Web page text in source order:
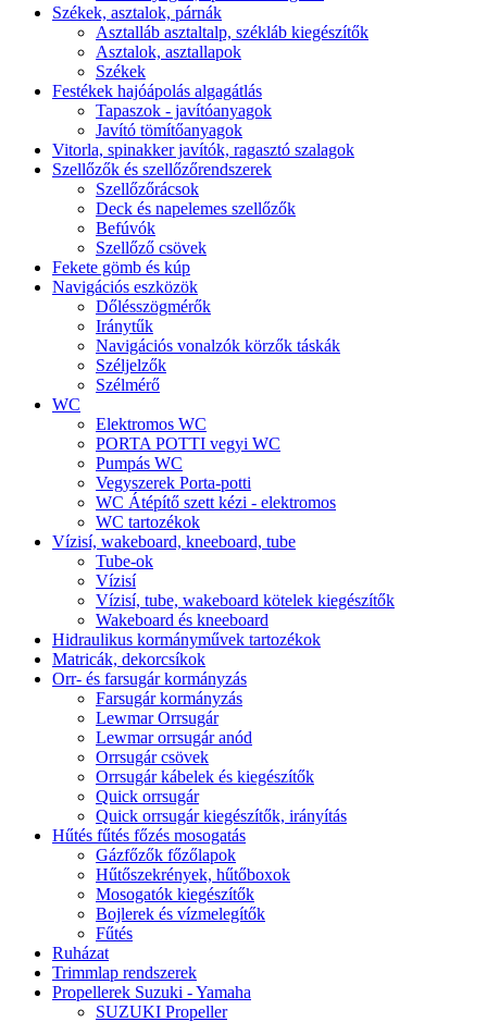
Székek, asztalok, párnák
Asztalláb asztaltalp, székláb kiegészítők
Asztalok, asztallapok
Székek
Festékek hajóápolás algagátlás
Tapaszok - javítóanyagok
Javító tömítőanyagok
Vitorla, spinakker javítók, ragasztó szalagok
Szellőzők és szellőzőrendszerek
Szellőzőrácsok
Deck és napelemes szellőzők
Befúvók
Szellőző csövek
Fekete gömb és kúp
Navigációs eszközök
Dőlésszögmérők
Iránytűk
Navigációs vonalzók körzők táskák
Széljelzők
Szélmérő
WC
Elektromos WC
PORTA POTTI vegyi WC
Pumpás WC
Vegyszerek Porta-potti
WC Átépítő szett kézi - elektromos
WC tartozékok
Vízisí, wakeboard, kneeboard, tube
Tube-ok
Vízisí
Vízisí, tube, wakeboard kötelek kiegészítők
Wakeboard és kneeboard
Hidraulikus kormányművek tartozékok
Matricák, dekorcsíkok
Orr- és farsugár kormányzás
Farsugár kormányzás
Lewmar Orrsugár
Lewmar orrsugár anód
Orrsugár csövek
Orrsugár kábelek és kiegészítők
Quick orrsugár
Quick orrsugár kiegészítők, irányítás
Hűtés fűtés főzés mosogatás
Gázfőzők főzőlapok
Hűtőszekrények, hűtőboxok
Mosogatók kiegészítők
Bojlerek és vízmelegítők
Fűtés
Ruházat
Trimmlap rendszerek
Propellerek Suzuki - Yamaha
SUZUKI Propeller